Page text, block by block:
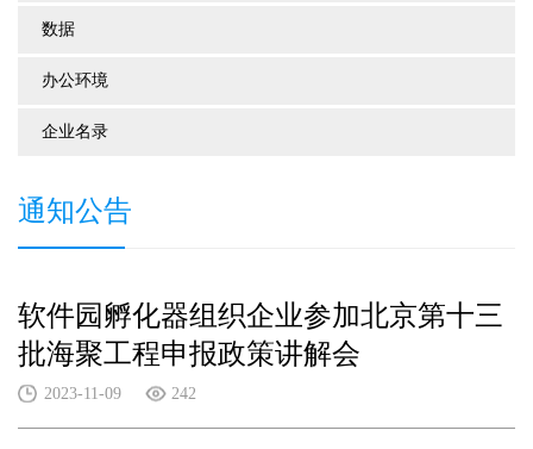
数据
办公环境
企业名录
通知公告
软件园孵化器组织企业参加北京第十三
批海聚工程申报政策讲解会
2023-11-09 242